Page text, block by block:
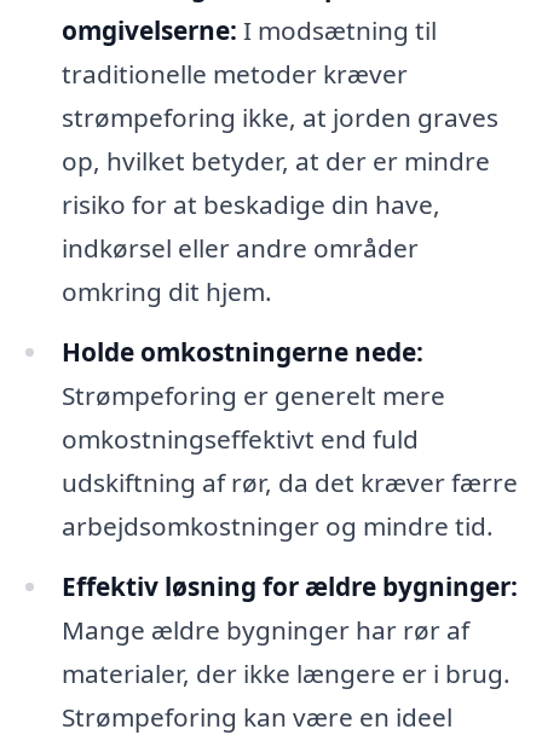
omgivelserne: I modsætning til
traditionelle metoder kræver
strømpeforing ikke, at jorden graves
op, hvilket betyder, at der er mindre
risiko for at beskadige din have,
indkørsel eller andre områder
omkring dit hjem.
Holde omkostningerne nede:
Strømpeforing er generelt mere
omkostningseffektivt end fuld
udskiftning af rør, da det kræver færre
arbejdsomkostninger og mindre tid.
Effektiv løsning for ældre bygninger:
Mange ældre bygninger har rør af
materialer, der ikke længere er i brug.
Strømpeforing kan være en ideel